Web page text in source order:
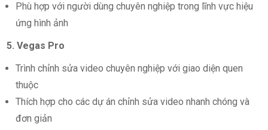
Phù hợp với người dùng chuyên nghiệp trong lĩnh vực hiệu
ứng hình ảnh
5. Vegas Pro
Trình chỉnh sửa video chuyên nghiệp với giao diện quen
thuộc
Thích hợp cho các dự án chỉnh sửa video nhanh chóng và
đơn giản